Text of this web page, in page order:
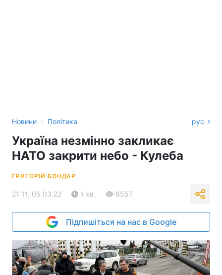
Новини › Політика рус
Україна незмінно закликає
НАТО закрити небо - Кулеба
ГРИГОРІЙ БОНДАР
21:11, 05.03.22 1 хв. 8557
Підпишіться на нас в Google